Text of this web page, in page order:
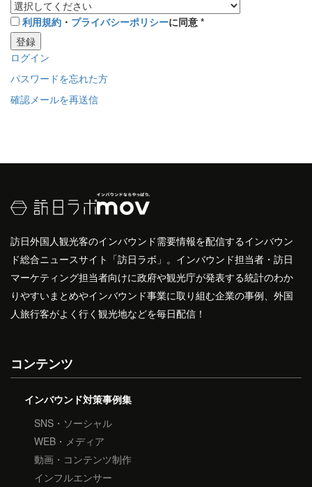
利用規約 ・ プライバシーポリシーに同意 *
登録
ログイン
パスワードを忘れた方
確認メールを再送信
訪日外国人観光客のインバウンド需要情報を配信するインバウン
ド総合ニュースサイト「訪日ラボ」。インバウンド担当者・訪日
マーケティング担当者向けに政府や観光庁が発表する統計のわか
りやすいまとめやインバウンド事業に取り組む企業の事例、外国
人旅行客がよく行く観光地などを毎日配信！
コンテンツ
インバウンド対策事例集
SNS・ソーシャル
WEB・メディア
動画・コンテンツ制作
インフルエンサー